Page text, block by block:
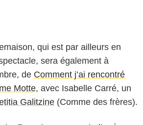
qui est par ailleurs en
sera également à
de Comment j’ai rencontré
Motte, avec Isabelle Carré, un
Galitzine (Comme des frères).